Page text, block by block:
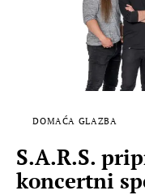
DOMAĆA GLAZBA
S.A.R.S.
koncertni